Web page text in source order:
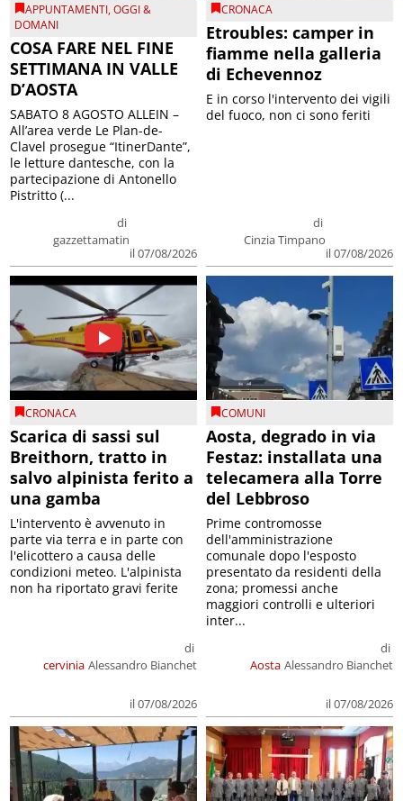
APPUNTAMENTI,OGGI &
DOMANI
COSA FARE NEL FINE
SETTIMANA IN VALLE
D’AOSTA
di
gazzettamatin
il 07/08/2026
SABATO 8 AGOSTO ALLEIN –
All’area verde Le Plan-de-
Clavel prosegue “ItinerDante”,
le letture dantesche, con la
partecipazione di Antonello
Pistritto (...
CRONACA
Etroubles: camper in
fiamme nella galleria
di Echevennoz
di
Cinzia Timpano
il 07/08/2026
E in corso l'intervento dei vigili
del fuoco, non ci sono feriti
CRONACA
Scarica di sassi sul
Breithorn, tratto in
salvo alpinista ferito a
una gamba
cervinia
di
Alessandro Bianchet
il 07/08/2026
L'intervento è avvenuto in
parte via terra e in parte con
l'elicottero a causa delle
condizioni meteo. L'alpinista
non ha riportato gravi ferite
COMUNI
Aosta, degrado in via
Festaz: installata una
telecamera alla Torre
del Lebbroso
Aosta
di
Alessandro Bianchet
il 07/08/2026
Prime contromosse
dell'amministrazione
comunale dopo l'esposto
presentato da residenti della
zona; promessi anche
maggiori controlli e ulteriori
inter...